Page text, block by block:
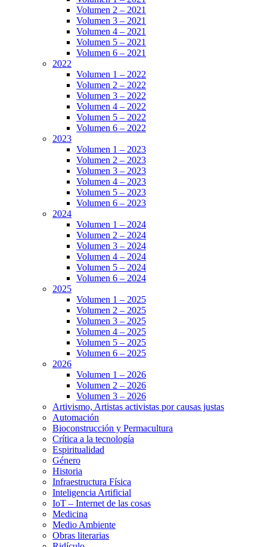
Volumen 2 – 2021
Volumen 3 – 2021
Volumen 4 – 2021
Volumen 5 – 2021
Volumen 6 – 2021
2022
Volumen 1 – 2022
Volumen 2 – 2022
Volumen 3 – 2022
Volumen 4 – 2022
Volumen 5 – 2022
Volumen 6 – 2022
2023
Volumen 1 – 2023
Volumen 2 – 2023
Volumen 3 – 2023
Volumen 4 – 2023
Volumen 5 – 2023
Volumen 6 – 2023
2024
Volumen 1 – 2024
Volumen 2 – 2024
Volumen 3 – 2024
Volumen 4 – 2024
Volumen 5 – 2024
Volumen 6 – 2024
2025
Volumen 1 – 2025
Volumen 2 – 2025
Volumen 3 – 2025
Volumen 4 – 2025
Volumen 5 – 2025
Volumen 6 – 2025
2026
Volumen 1 – 2026
Volumen 2 – 2026
Volumen 3 – 2026
Artivismo, Artistas activistas por causas justas
Automación
Bioconstrucción y Permacultura
Crítica a la tecnología
Espiritualidad
Género
Historia
Infraestructura Física
Inteligencia Artificial
IoT – Internet de las cosas
Medicina
Medio Ambiente
Obras literarias